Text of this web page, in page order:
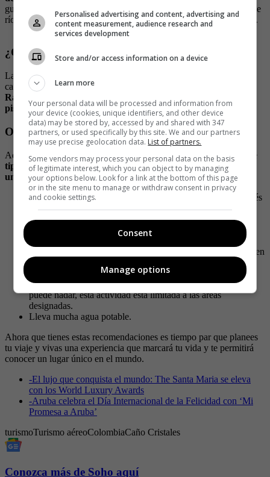
guiada para ver el río, ya que para llegar al punto más pintoresco de
río se deben atravesar zonas que implica ir en jeeps y hasta canoas.
¿Qué más puedo visitar en Caño Cristales?
La aventura no se acaba con la visita a este río. Además de poder
caminar por esta zona, también podrás agendarte para observar
Raudal de Angosturas y sus pictogramas, y disfrutar de las
piscinas naturales y las cascadas.
Otras recomendaciones
Además de planear tu viaje con antelación, debes saber otro par de
tips que te ayudará que tu viaje salga más barato y te ahorre
una que otra sorpresa o disgusto:
Viaja ligero. No te excedas llevando mucha ropa que después
no vas a utilizar
Vacúnate contra la fiebre amarilla antes de ir.
No lleve protector solar o spray antibichos, ya que este
contaminantes extraños. Sin embargo, en su maleta no pueden
Tampoco olvide su traje de baño. Sin embargo, si bien se
puede nadar, esta actividad está limitada a las áreas
designadas.
Lleva mucha agua potable.
Ahora que tienes estas recomendaciones es tiempo par que planees
tu viaje y vivas una experiencia que marcará tu vida y te permitirá
conocer un lugar único en el mundo.
-El lujo que conquista el mundo: The Santa Maria se eleva
con los World Luxury Awards
-Aruba celebra el Día Internacional de la Felicidad con ‘Mi
Promesa a Aruba’
turismoTurismo aéreoColombiaCaño Cristales
Conozca más de Soho aquí
Personalised advertising and content, advertising and
content measurement, audience research and
services development
Store and/or access information on a device
Learn more
Your personal data will be processed and information from
your device (cookies, unique identifiers, and other device
data) may be stored by, accessed by and shared with 347
partners, or used specifically by this site. We and our partners
may use precise geolocation data. List of partners.
Some vendors may process your personal data on the basis
of legitimate interest, which you can object to by managing
your options below. Look for a link at the bottom of this page
or in the site menu to manage or withdraw consent in privacy
and cookie settings.
Consent
Manage options